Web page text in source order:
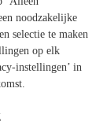
noodzakelijke
selectie te maken
op elk
instellingen’ in